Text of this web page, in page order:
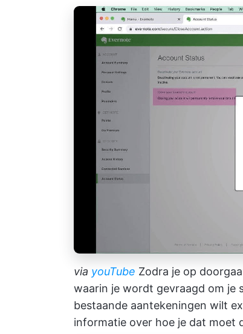
via youTube Zodra je op
waarin je wordt gevraagd om je
bestaande aantekeningen wilt
informatie over hoe je dat moet